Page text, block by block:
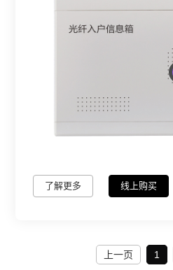
了解更多 线上购买
上一页 1